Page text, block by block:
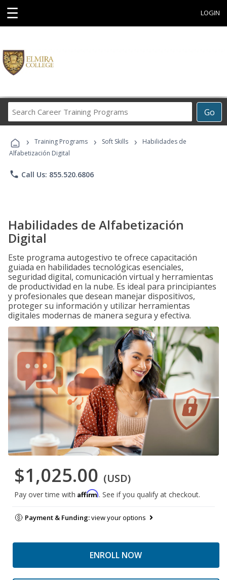
☰ LOGIN
Go
Career
Programs
› Training Programs › Soft Skills ›
Habilidades de
Alfabetización Digital
phone Call Us: 855.520.6806
Habilidades de Alfabetización
Digital
Este programa autogestivo te ofrece capacitación
guiada en habilidades tecnológicas esenciales,
seguridad digital, comunicación virtual y herramientas
de productividad en la nube. Es ideal para principiantes
y profesionales que desean manejar dispositivos,
proteger su información y utilizar herramientas
digitales modernas de manera segura y efectiva.
$1,025.00 (USD)
Pay over time with Affirm. See if you qualify at checkout.
Payment & Funding:view your options
ENROLL NOW